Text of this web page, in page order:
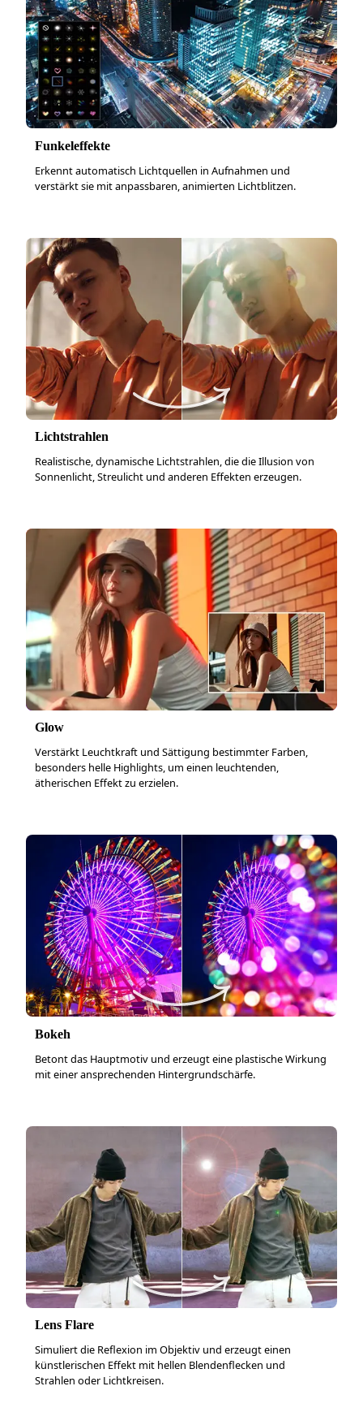
Funkeleffekte
Erkennt automatisch Lichtquellen in Aufnahmen und
verstärkt sie mit anpassbaren, animierten Lichtblitzen.
Lichtstrahlen
Realistische, dynamische Lichtstrahlen, die die Illusion von
Sonnenlicht, Streulicht und anderen Effekten erzeugen.
Glow
Verstärkt Leuchtkraft und Sättigung bestimmter Farben,
besonders helle Highlights, um einen leuchtenden,
ätherischen Effekt zu erzielen.
Bokeh
Betont das Hauptmotiv und erzeugt eine plastische Wirkung
mit einer ansprechenden Hintergrundschärfe.
Lens Flare
Simuliert die Reflexion im Objektiv und erzeugt einen
künstlerischen Effekt mit hellen Blendenflecken und
Strahlen oder Lichtkreisen.